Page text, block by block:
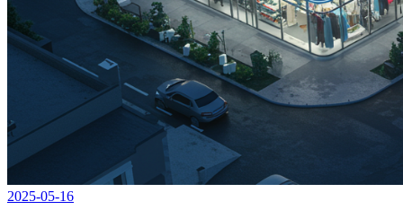
2025-05-16